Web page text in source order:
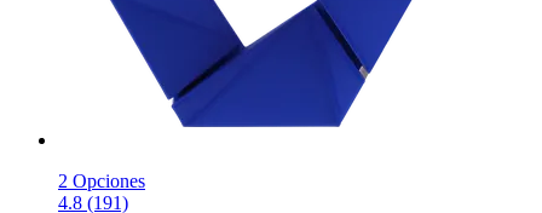
2 Opciones
4.8 (191)